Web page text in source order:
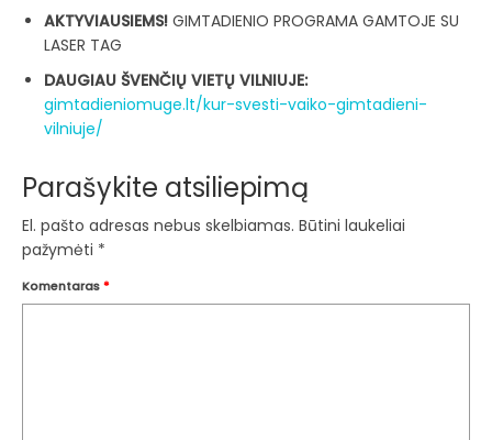
AKTYVIAUSIEMS! GIMTADIENIO PROGRAMA GAMTOJE SU
LASER TAG
DAUGIAU ŠVENČIŲ VIETŲ VILNIUJE:
gimtadieniomuge.lt/kur-svesti-vaiko-gimtadieni-
vilniuje/
Parašykite atsiliepimą
El. pašto adresas nebus skelbiamas. Būtini laukeliai
pažymėti *
Komentaras*